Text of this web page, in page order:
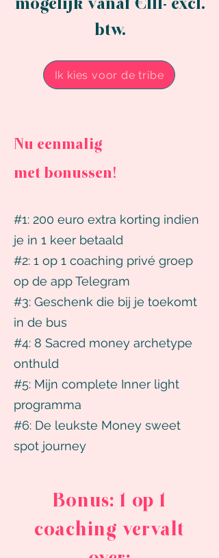
mogelijk vanaf €111- excl.
btw.
Ik kies voor de tribe
Nu eenmalig
met bonussen!
#1: 200 euro extra korting indien
je in 1 keer betaald
#2: 1 op 1 coaching privé groep
op de app Telegram
#3: Geschenk die bij je toekomt
in de bus
#4: 8 Sacred money archetype
onthuld
#5: Mijn complete Inner light
programma
#6: De leukste Money sweet
spot journey
Bonus: 1 op 1
coaching vervalt